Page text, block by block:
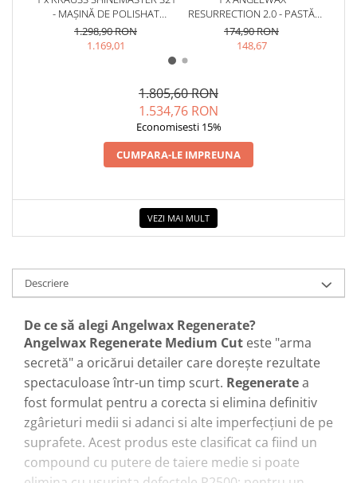
- MAȘINĂ DE POLISHAT
ORBITALĂ (21MM)
1.298,90 RON
1.169,01
RESURRECTION 2.0 - PASTĂ
POLISH ABRAZIVĂ (HEAVY
CUT, 500ML)
174,90 RON
148,67
1.805,60 RON
1.534,76 RON
Economisesti 15%
CUMPARA-LE IMPREUNA
VEZI MAI MULT
Descriere
De ce să alegi Angelwax Regenerate?
Angelwax Regenerate Medium Cut este "arma
secretă" a oricărui detailer care dorește rezultate
spectaculoase într-un timp scurt. Regeneratea
fost formulat pentru a corecta si elimina definitiv
zgârieturi medii si adanci si alte imperfecţiuni de pe
suprafete. Acest produs este clasificat ca fiind un
compound cu putere de taiere medie si poate